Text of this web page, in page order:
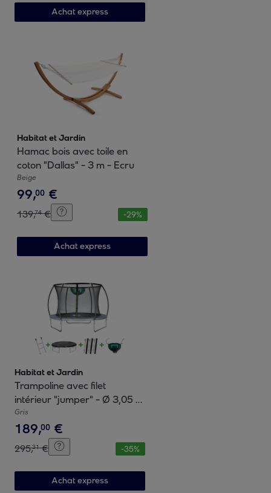
Achat express
Habitat et Jardin
Hamac bois avec toile en
coton "Dallas" - 3 m - Ecru
Beige
99,00 €
139,74 € -29%
Achat express
Habitat et Jardin
Trampoline avec filet
intérieur "jumper" - Ø 3,05 -
Gris
Gris
189,00 €
295,31 € -35%
Achat express